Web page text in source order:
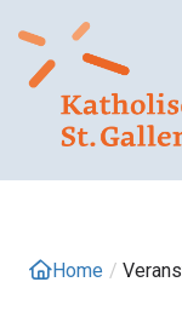
zum
Inhalt
Home /